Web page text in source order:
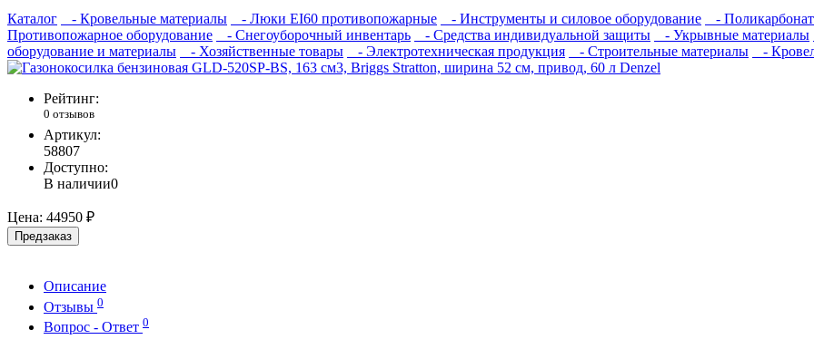
Каталог - Кровельные материалы - Люки EI60 противопожарные - Инструменты и силовое оборудование - Поликарбонат
Противопожарное оборудование
- Снегоуборочный инвентарь - Средства индивидуальной защиты - Укрывные материалы
оборудование и материалы
- Хозяйственные товары - Электротехническая продукция - Строительные материалы -
Рейтинг:
0 отзывов
Артикул:
58807
Доступно:
В наличии0
Цена: 44950 ₽
Предзаказ
Описание
Отзывы 0
Вопрос - Ответ 0